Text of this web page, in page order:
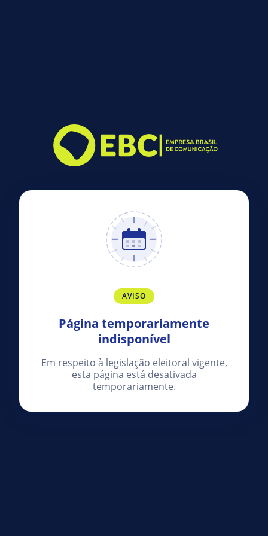
AVISO
Página temporariamente
indisponível
Em respeito à legislação eleitoral vigente,
esta página está desativada
temporariamente.